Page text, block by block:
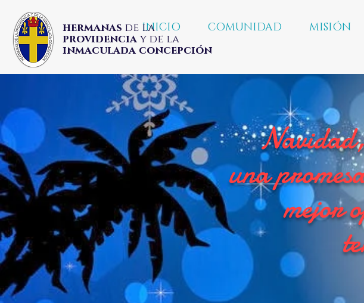
hermanas de la
providencia y de la
inmaculada concepción
INICIO COMUNIDAD MISIÓN
Navidad,
una
mejor